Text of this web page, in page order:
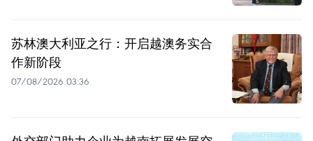
苏林澳大利亚之行：开启越澳务实合
作新阶段
07/08/2026 03:36